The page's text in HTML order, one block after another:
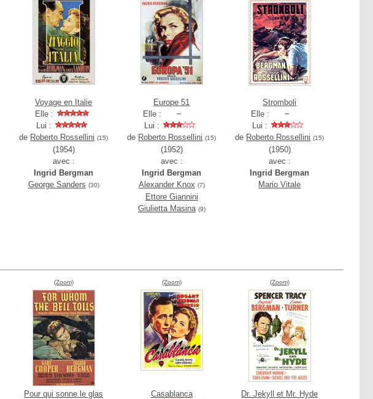
Voyage en Italie
Elle :
Lui :
de Roberto Rossellini (15)
(1954)
avec :
Ingrid Bergman
George Sanders (30)
Europe 51
Elle :
Lui :
de Roberto Rossellini (15)
(1952)
avec :
Ingrid Bergman
Alexander Knox (7)
Ettore Giannini
Giulietta Masina (9)
Stromboli
Elle :
Lui :
de Roberto Rossellini (15)
(1950)
avec :
Ingrid Bergman
Mario Vitale
(Zoom)
Pour qui sonne le glas
(Zoom)
Casablanca
(Zoom)
Dr. Jekyll et Mr. Hyde